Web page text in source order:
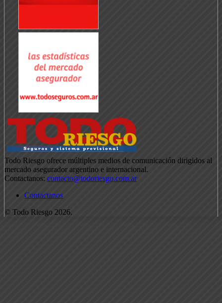
Todo Riesgo ofrece múltiples medios de comunicación dirigidos al
mercado asegurador argentino e internacional.
Contactanos: contacto@todoriesgo.com.ar
Contactanos
© Todo Riesgo 2026.